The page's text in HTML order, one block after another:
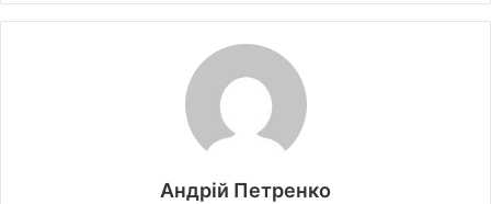
Андрій Петренко